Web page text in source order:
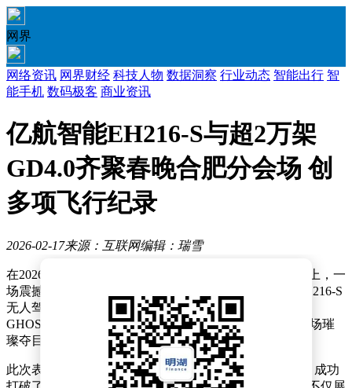
网界
网络资讯 网界财经 科技人物 数据洞察 行业动态 智能出行 智
能手机 数码极客 商业资讯
亿航智能EH216-S与超2万架
GD4.0齐聚春晚合肥分会场 创
多项飞行纪录
2026-02-17来源：互联网编辑：瑞雪
在2026年中央广播电视总台春节联欢晚会的合肥分会场上，一
场震撼人心的空中表演吸引了无数观众的目光。16架EH216-S
无人驾驶载人航空器与22,580架新一代编队无人机
GHOSTDRONE 4.0（以下简称“GD4.0”）共同编织了一场璀
璨夺目的灯光秀，将夜空装点得如梦如幻。
此次表演中，GD4.0无人机以惊人的数量——22,580架，成功